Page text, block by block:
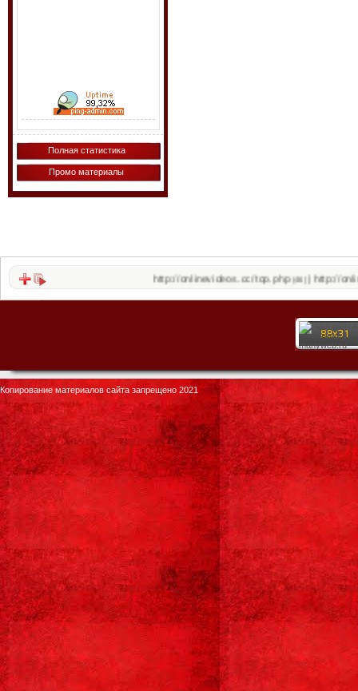
Полная статистика
Промо материалы
http://onlinevideos.cc/top.php(46)|http://
Копирование материалов сайта запрещено 2021